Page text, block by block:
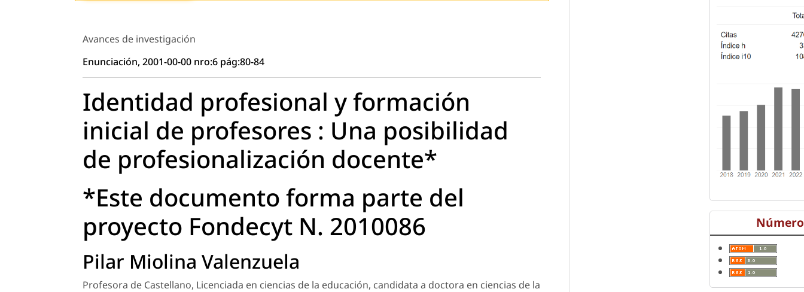
Avances de investigación
Enunciación, 2001-00-00 nro:6 pág:80-84
Identidad profesional y formación
inicial de profesores : Una posibilidad
de profesionalización docente*
*Este documento forma parte del
proyecto Fondecyt N. 2010086
Pilar Miolina Valenzuela
Profesora de Castellano, Licenciada en ciencias de la educación, candidata a doctora en ciencias de la